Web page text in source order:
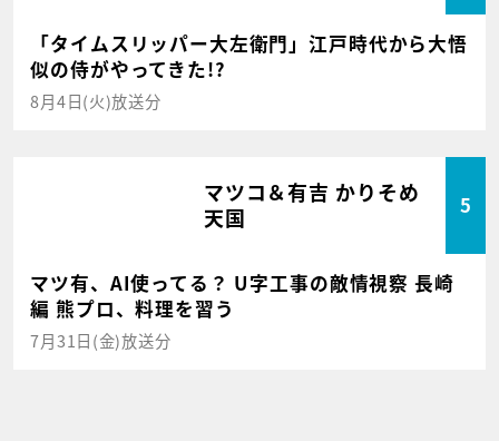
「タイムスリッパー大左衛門」江戸時代から大悟
似の侍がやってきた!?
8月4日(火)放送分
マツコ＆有吉 かりそめ
天国
5
マツ有、AI使ってる？ U字工事の敵情視察 長崎
編 熊プロ、料理を習う
7月31日(金)放送分